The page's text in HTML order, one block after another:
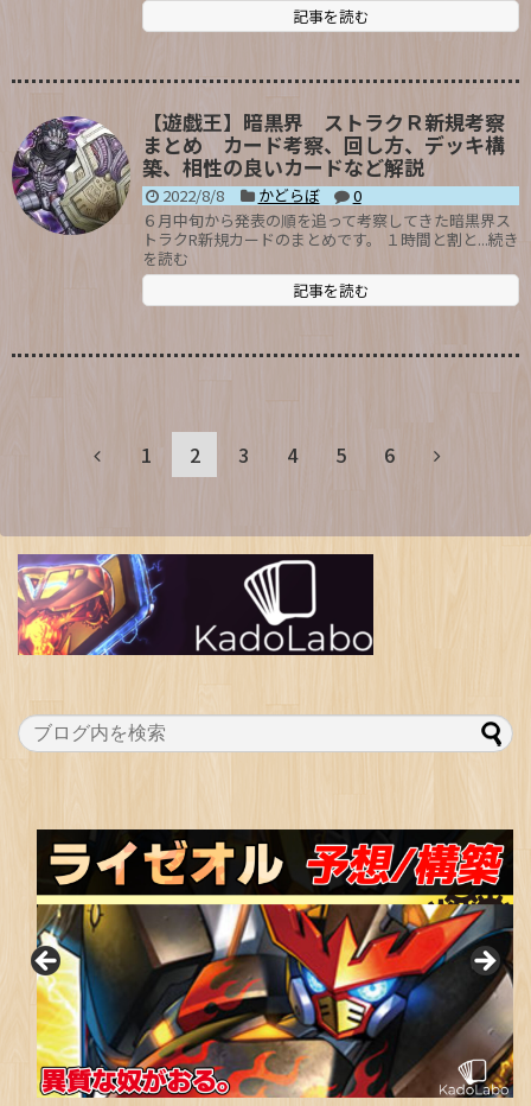
記事を読む
【遊戯王】暗黒界 ストラクＲ新規考察
まとめ カード考察、回し方、デッキ構
築、相性の良いカードなど解説
2022/8/8 かどらぼ
0
６月中旬から発表の順を追って考察してきた暗黒界ス
トラクR新規カードのまとめです。 １時間と割と...続き
を読む
記事を読む
1 2 3 4 5 6